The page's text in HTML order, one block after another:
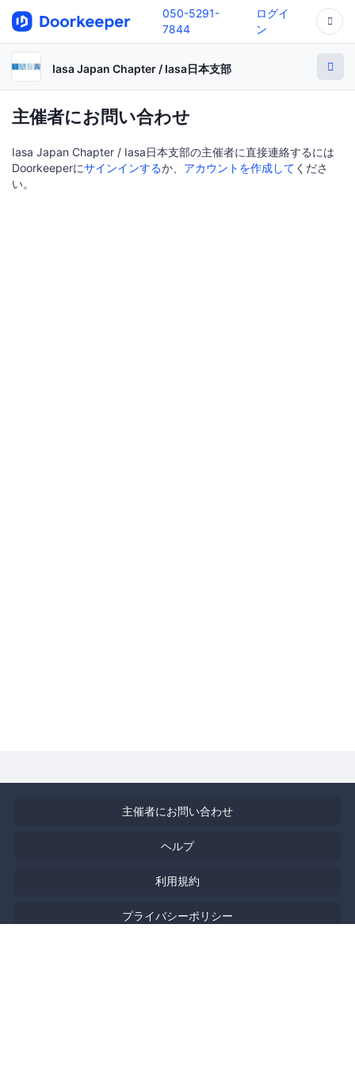
050-5291-
7844
ログイ
ン
Iasa Japan Chapter / Iasa日本支部
主催者にお問い合わせ
Iasa Japan Chapter / Iasa日本支部の主催者に直接連絡するには
Doorkeeperにサインインするか、 アカウントを作成して くださ
い。
主催者にお問い合わせ
ヘルプ
利用規約
プライバシーポリシー